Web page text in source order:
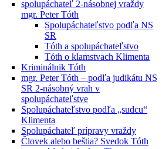
spolupáchateľ 2-násobnej vraždy
mgr. Peter Tóth
Spolupáchateľstvo podľa NS
SR
Tóth a spolupáchateľstvo
Tóth o klamstvach Klimenta
Kriminálnik Tóth
mgr. Peter Tóth – podľa judikátu NS
SR 2-násobný vrah v
spolupáchateľstve
Spolupáchateľstvo podľa „sudcu“
Klimenta
Spolupáchateľ prípravy vraždy
Človek alebo beštia? Svedok Tóth